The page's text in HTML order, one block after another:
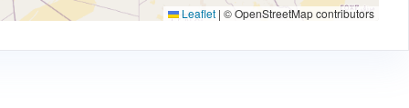
Leaflet | © OpenStreetMap contributors